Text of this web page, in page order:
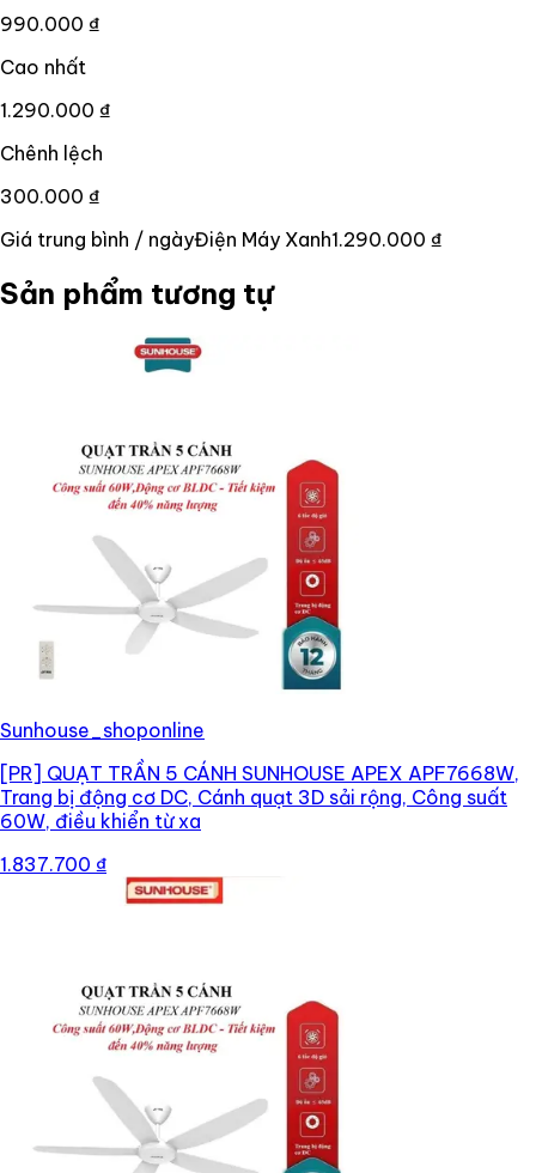
990.000 ₫
Cao nhất
1.290.000 ₫
Chênh lệch
300.000 ₫
Giá trung bình / ngàyĐiện Máy Xanh1.290.000 ₫
Sản phẩm tương tự
Sunhouse_shoponline
[PR] QUẠT TRẦN 5 CÁNH SUNHOUSE APEX APF7668W,
Trang bị động cơ DC, Cánh quạt 3D sải rộng, Công suất
60W, điều khiển từ xa
1.837.700 ₫